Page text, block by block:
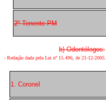
2º Tenente PM
b) Odontólogos:
- Redação dada pela Lei nº 15.496, de 21-12-2005.
1. Coronel